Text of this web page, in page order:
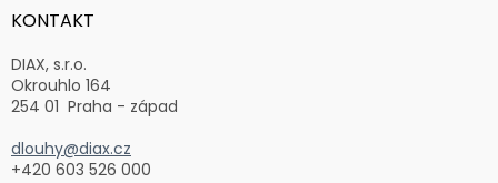
aKONTAKT
DIAX, s.r.o.
Okrouhlo 164
254 01 Praha - západ
dlouhy@diax.cz
+420 603 526 000